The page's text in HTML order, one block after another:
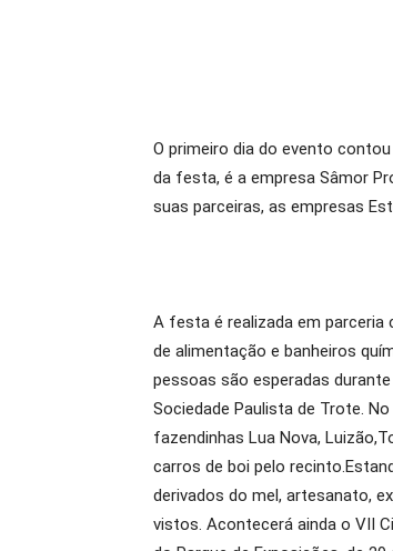
O primeiro dia do evento
da festa, é a empresa Sâmor
suas parceiras, as empresas
A festa é realizada em parceria
de alimentação e banheiros
pessoas são esperadas
Sociedade Paulista de Trote.
fazendinhas Lua Nova,
carros de boi pelo
derivados do mel, artesanato,
vistos. Acontecerá ainda o VII